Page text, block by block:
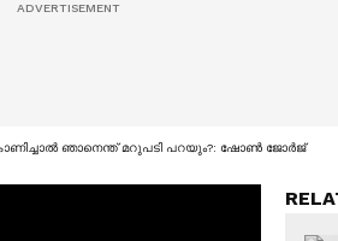
ഞാനെന്ത് മറുപടി പറയും?: ഷോൺ ജോർജ്